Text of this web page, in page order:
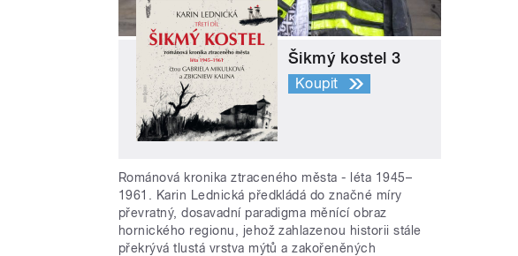
Šikmý kostel 3
Koupit
Románová kronika ztraceného města - léta 1945–
1961. Karin Lednická předkládá do značné míry
převratný, dosavadní paradigma měnící obraz
hornického regionu, jehož zahlazenou historii stále
překrývá tlustá vrstva mýtů a zakořeněných